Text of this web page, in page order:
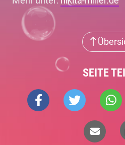
SEITE